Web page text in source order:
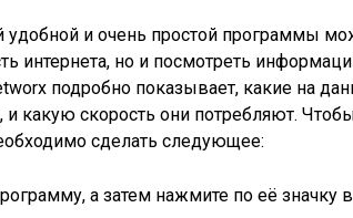
и очень простой программы
интернета, но и посмотреть
подробно показывает, какие на
и какую скорость они потребляют.
сделать следующее:
а затем нажмите по её